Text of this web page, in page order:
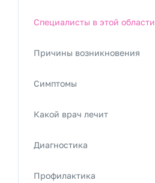
Специалисты в этой области
Причины возникновения
Симптомы
Какой врач лечит
Диагностика
Профилактика